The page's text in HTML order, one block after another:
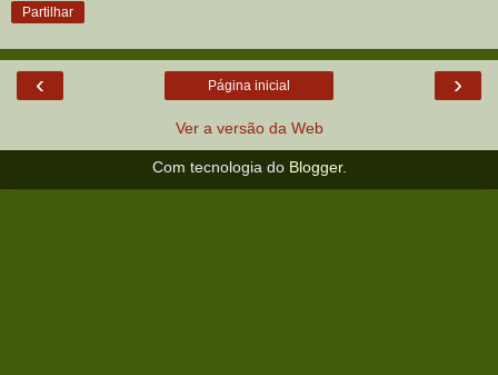
Partilhar
‹ ›
Página inicial
Ver a versão da Web
Com tecnologia do Blogger.